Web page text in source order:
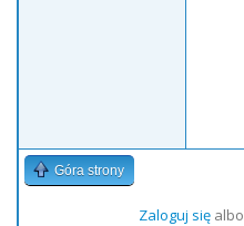
Góra strony
Zaloguj sięalbo